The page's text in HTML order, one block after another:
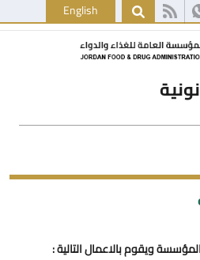
English
ويقوم بالاعمال التالية :